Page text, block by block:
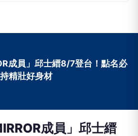
成員」邱士縉8/7登台！點名必
精壯好身材
成員」邱士縉